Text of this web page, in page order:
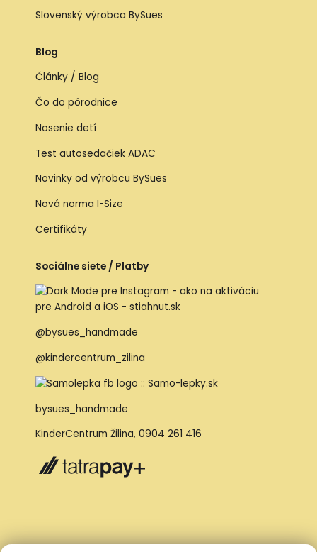
Slovenský výrobca BySues
Blog
Články / Blog
Čo do pôrodnice
Nosenie detí
Test autosedačiek ADAC
Novinky od výrobcu BySues
Nová norma I-Size
Certifikáty
Sociálne siete / Platby
@bysues_handmade
@kindercentrum_zilina
bysues_handmade
KinderCentrum Žilina, 0904 261 416